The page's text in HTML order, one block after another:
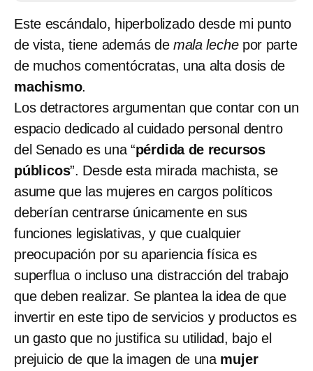
Este escándalo, hiperbolizado desde mi punto
de vista, tiene además de mala lechepor parte
de muchos comentócratas, una alta dosis de
machismo.
Los detractores argumentan que contar con un
espacio dedicado al cuidado personal dentro
del Senado es una “pérdida de recursos
públicos”. Desde esta mirada machista, se
asume que las mujeres en cargos políticos
deberían centrarse únicamente en sus
funciones legislativas, y que cualquier
preocupación por su apariencia física es
superflua o incluso una distracción del trabajo
que deben realizar. Se plantea la idea de que
invertir en este tipo de servicios y productos es
un gasto que no justifica su utilidad, bajo el
prejuicio de que la imagen de una mujer